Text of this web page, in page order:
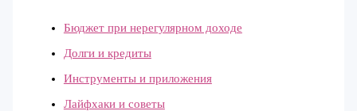
Бюджет при нерегулярном доходе
Долги и кредиты
Инструменты и приложения
Лайфхаки и советы